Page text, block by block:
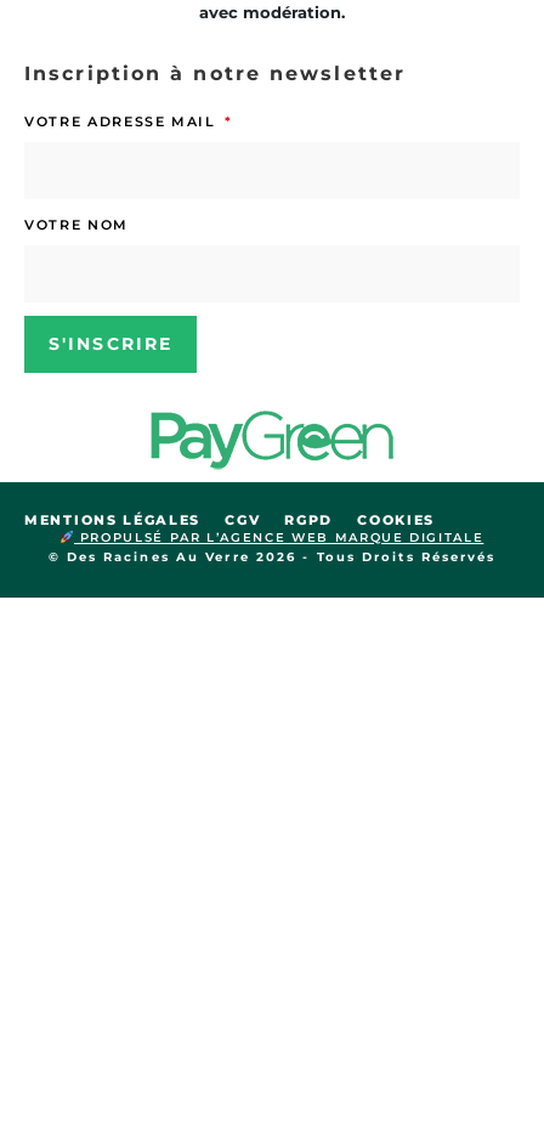
avec modération.
Inscription à notre newsletter
VOTRE ADRESSE MAIL
VOTRE NOM
S'INSCRIRE
© Des Racines Au Verre 2026 - Tous Droits Réservés
PROPULSÉ PAR L’AGENCE WEB MARQUE DIGITALE
MENTIONS LÉGALES CGV RGPD COOKIES